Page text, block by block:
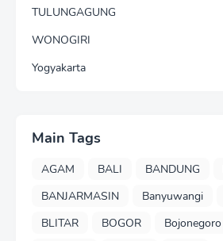
TULUNGAGUNG
WONOGIRI
Yogyakarta
Main Tags
AGAM BALI BANDUNG
BANJARMASIN
Banyuwangi
BLITAR
BOGOR Bojonegoro